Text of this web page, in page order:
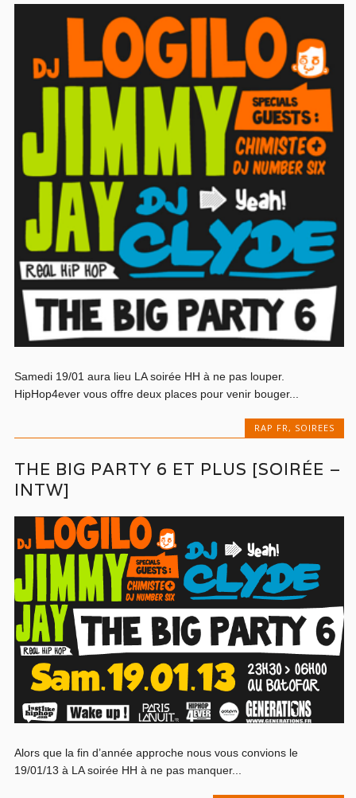
Samedi 19/01 aura lieu LA soirée HH à ne pas louper.
HipHop4ever vous offre deux places pour venir bouger...
RAP FR , SOIREES
THE BIG PARTY 6 ET PLUS [SOIRÉE –
INTW]
Alors que la fin d’année approche nous vous convions le
19/01/13 à LA soirée HH à ne pas manquer...